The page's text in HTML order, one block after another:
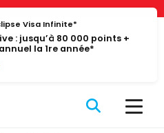
Visa Infinite*
: jusqu’à 80 000 points +
la 1re année*